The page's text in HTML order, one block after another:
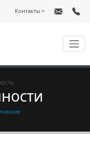
Контакты